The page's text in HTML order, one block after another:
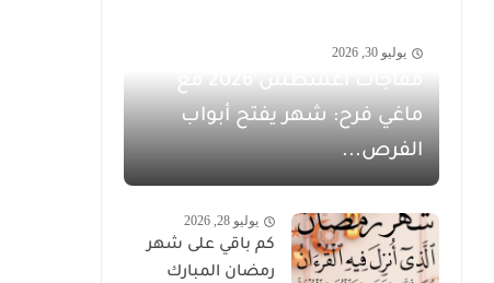
يوليو 30, 2026
مفاجآت أغسطس 2026 مع
ماغي فرح: شهر يفتح أبواب
الفرص...
يوليو 28, 2026
كم باقي على شهر
رمضان المبارك